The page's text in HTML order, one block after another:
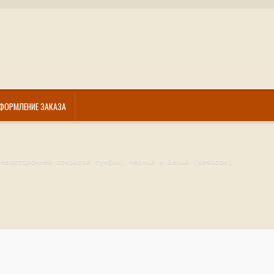
ЗАКАЗА
открытой тумбой, Черный и Белый (Westcom)